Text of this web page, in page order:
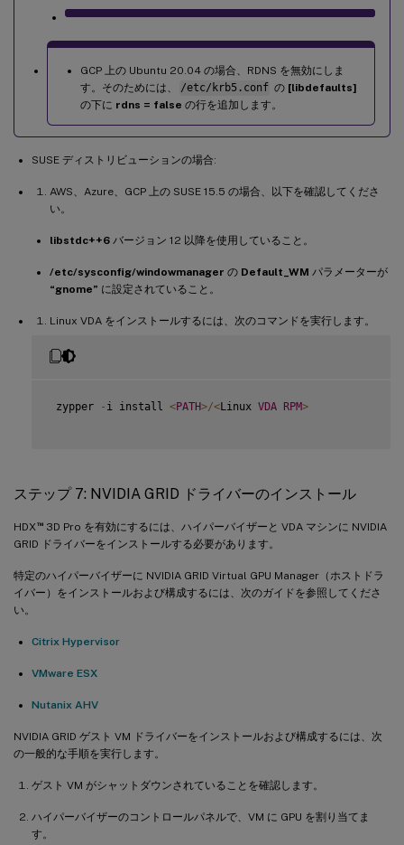
GCP 上の Ubuntu 20.04 の場合、RDNS を無効にしま
す。そのためには、
/etc/krb5.conf の [libdefaults]
の下に rdns = false の行を追加します。
SUSE ディストリビューションの場合:
AWS、Azure、GCP 上の SUSE 15.5 の場合、以下を確認してくださ
い。
libstdc++6 バージョン 12 以降を使用していること。
/etc/sysconfig/windowmanager の Default_WM パラメーターが
“gnome” に設定されていること。
Linux VDA をインストールするには、次のコマンドを実行します。
zypper - i install <PATH>/<Linux VDA RPM>
ステップ 7: NVIDIA GRID ドライバーのインストール
HDX™3D Pro を有効にするには、ハイパーバイザーと VDA マシンに NVIDIA
GRID ドライバーをインストールする必要があります。
特定のハイパーバイザーに NVIDIA GRID Virtual GPU Manager（ホストドラ
イバー）をインストールおよび構成するには、次のガイドを参照してくださ
い。
Citrix Hypervisor
VMware ESX
Nutanix AHV
NVIDIA GRID ゲスト VM ドライバーをインストールおよび構成するには、次
の一般的な手順を実行します。
ゲスト VM がシャットダウンされていることを確認します。
ハイパーバイザーのコントロールパネルで、VM に GPU を割り当てま
す。